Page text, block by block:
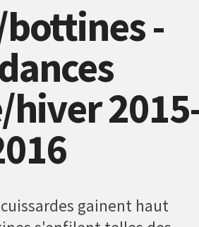
-
gainent haut